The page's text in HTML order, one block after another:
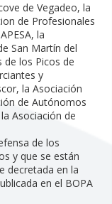
de Vegadeo, la
de Profesionales
la
San Martín del
de los Picos de
y
la Asociación
de Autónomos
Asociación de
de los
y que se están
decretada en la
en el BOPA